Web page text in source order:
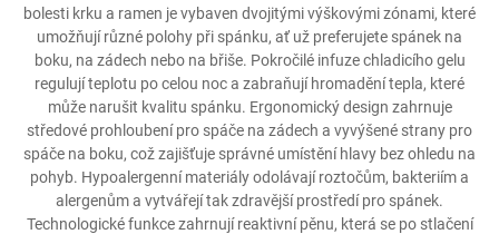
bolesti krku a ramen je vybaven dvojitými výškovými zónami, které
umožňují různé polohy při spánku, ať už preferujete spánek na
boku, na zádech nebo na břiše. Pokročilé infuze chladicího gelu
regulují teplotu po celou noc a zabraňují hromadění tepla, které
může narušit kvalitu spánku. Ergonomický design zahrnuje
středové prohloubení pro spáče na zádech a vyvýšené strany pro
spáče na boku, což zajišťuje správné umístění hlavy bez ohledu na
pohyb. Hypoalergenní materiály odolávají roztočům, bakteriím a
alergenům a vytvářejí tak zdravější prostředí pro spánek.
Technologické funkce zahrnují reaktivní pěnu, která se po stlačení